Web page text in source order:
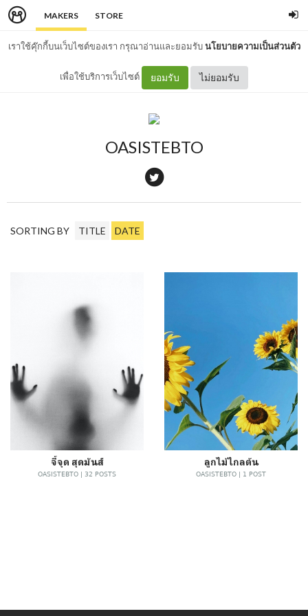
MAKERS STORE
เราใช้คุ๊กกี้บนเว็บไซต์ของเรา กรุณาอ่านและยอมรับนโยบายความเป็นส่วนตัว
เพื่อใช้บริการเว็บไซต์ ยอมรับ ไม่ยอมรับ
OASISTEBTO
SORTING BY TITLE DATE
จี้จุด สุดมันส์
OASISTEBTO | 32 POSTS
ลูกไม้ไกลต้น
OASISTEBTO | 1 POST